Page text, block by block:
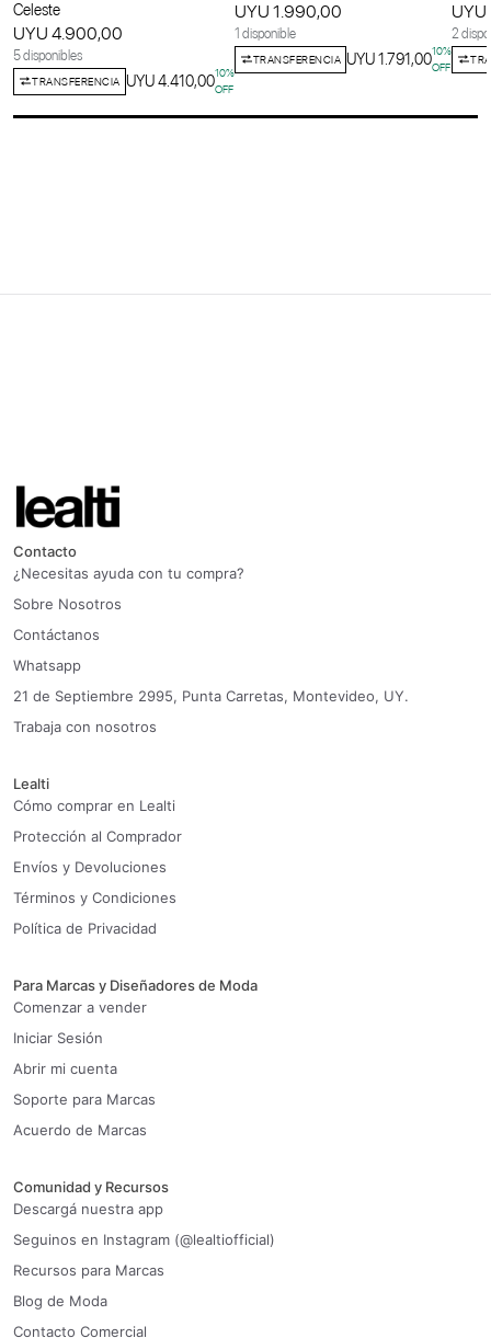
Celeste
UYU 4.900,00
5 disponibles
TRANSFERENCIA UYU 4.410,0010%
OFF
UYU 1.990,00
1 disponible
TRANSFERENCIA UYU 1.791,0010%
OFF
2
Contacto
¿Necesitas ayuda con tu compra?
Sobre Nosotros
Contáctanos
Whatsapp
21 de Septiembre 2995, Punta Carretas, Montevideo, UY.
Trabaja con nosotros
Lealti
Cómo comprar en Lealti
Protección al Comprador
Envíos y Devoluciones
Términos y Condiciones
Política de Privacidad
Para Marcas y Diseñadores de Moda
Comenzar a vender
Iniciar Sesión
Abrir mi cuenta
Soporte para Marcas
Acuerdo de Marcas
Comunidad y Recursos
Descargá nuestra app
Seguinos en Instagram (@lealtiofficial)
Recursos para Marcas
Blog de Moda
Contacto Comercial